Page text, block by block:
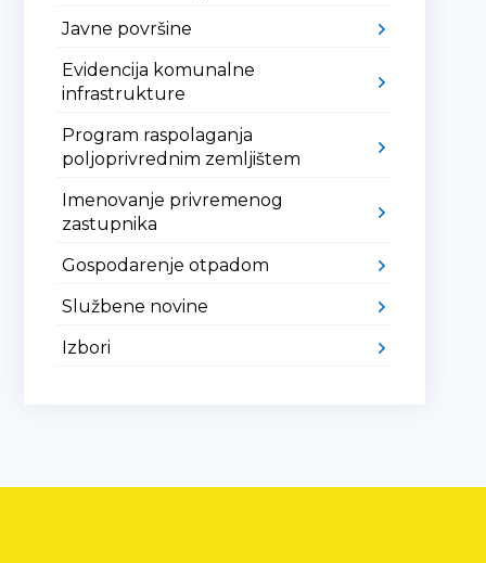
Javne površine
Evidencija komunalne
infrastrukture
Program raspolaganja
poljoprivrednim zemljištem
Imenovanje privremenog
zastupnika
Gospodarenje otpadom
Službene novine
Izbori